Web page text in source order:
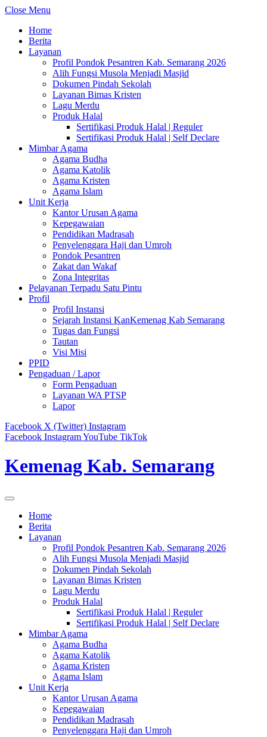
Close Menu
Home
Berita
Layanan
Profil Pondok Pesantren Kab. Semarang 2026
Alih Fungsi Musola Menjadi Masjid
Dokumen Pindah Sekolah
Layanan Bimas Kristen
Lagu Merdu
Produk Halal
Sertifikasi Produk Halal | Reguler
Sertifikasi Produk Halal | Self Declare
Mimbar Agama
Agama Budha
Agama Katolik
Agama Kristen
Agama Islam
Unit Kerja
Kantor Urusan Agama
Kepegawaian
Pendidikan Madrasah
Penyelenggara Haji dan Umroh
Pondok Pesantren
Zakat dan Wakaf
Zona Integritas
Pelayanan Terpadu Satu Pintu
Profil
Profil Instansi
Sejarah Instansi KanKemenag Kab Semarang
Tugas dan Fungsi
Tautan
Visi Misi
PPID
Pengaduan / Lapor
Form Pengaduan
Layanan WA PTSP
Lapor
Facebook X (Twitter) Instagram
Facebook InstagramYouTube TikTok
Kemenag Kab. Semarang
Home
Berita
Layanan
Profil Pondok Pesantren Kab. Semarang 2026
Alih Fungsi Musola Menjadi Masjid
Dokumen Pindah Sekolah
Layanan Bimas Kristen
Lagu Merdu
Produk Halal
Sertifikasi Produk Halal | Reguler
Sertifikasi Produk Halal | Self Declare
Mimbar Agama
Agama Budha
Agama Katolik
Agama Kristen
Agama Islam
Unit Kerja
Kantor Urusan Agama
Kepegawaian
Pendidikan Madrasah
Penyelenggara Haji dan Umroh